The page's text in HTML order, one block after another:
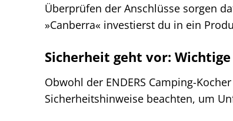
Überprüfen der Anschlüsse sorgen
»Canberra« investierst du in ein
Sicherheit geht vor:
Obwohl der ENDERS Camping-
Sicherheitshinweise beachten, um